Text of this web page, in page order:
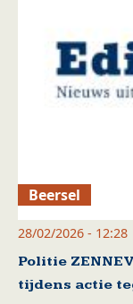
Beersel
28/02/2026 - 12:28
Politie
tijdens actie